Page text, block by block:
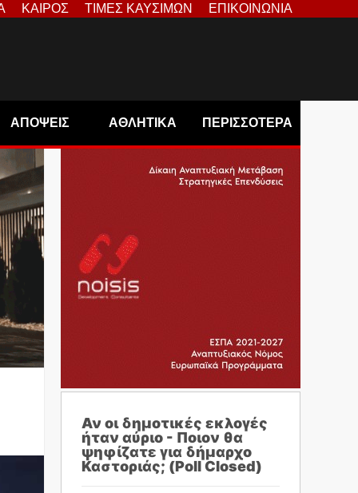
ΚΑΙΡΟΣ ΤΙΜΕΣ ΚΑΥΣΙΜΩΝ ΕΠΙΚΟΙΝΩΝΙΑ
ΑΠΟΨΕΙΣ ΑΘΛΗΤΙΚΑ ΠΕΡΙΣΣΟΤΕΡΑ
Αν οι δημοτικές εκλογές
ήταν αύριο - Ποιον θα
ψηφίζατε για δήμαρχο
Καστοριάς; (Poll Closed)